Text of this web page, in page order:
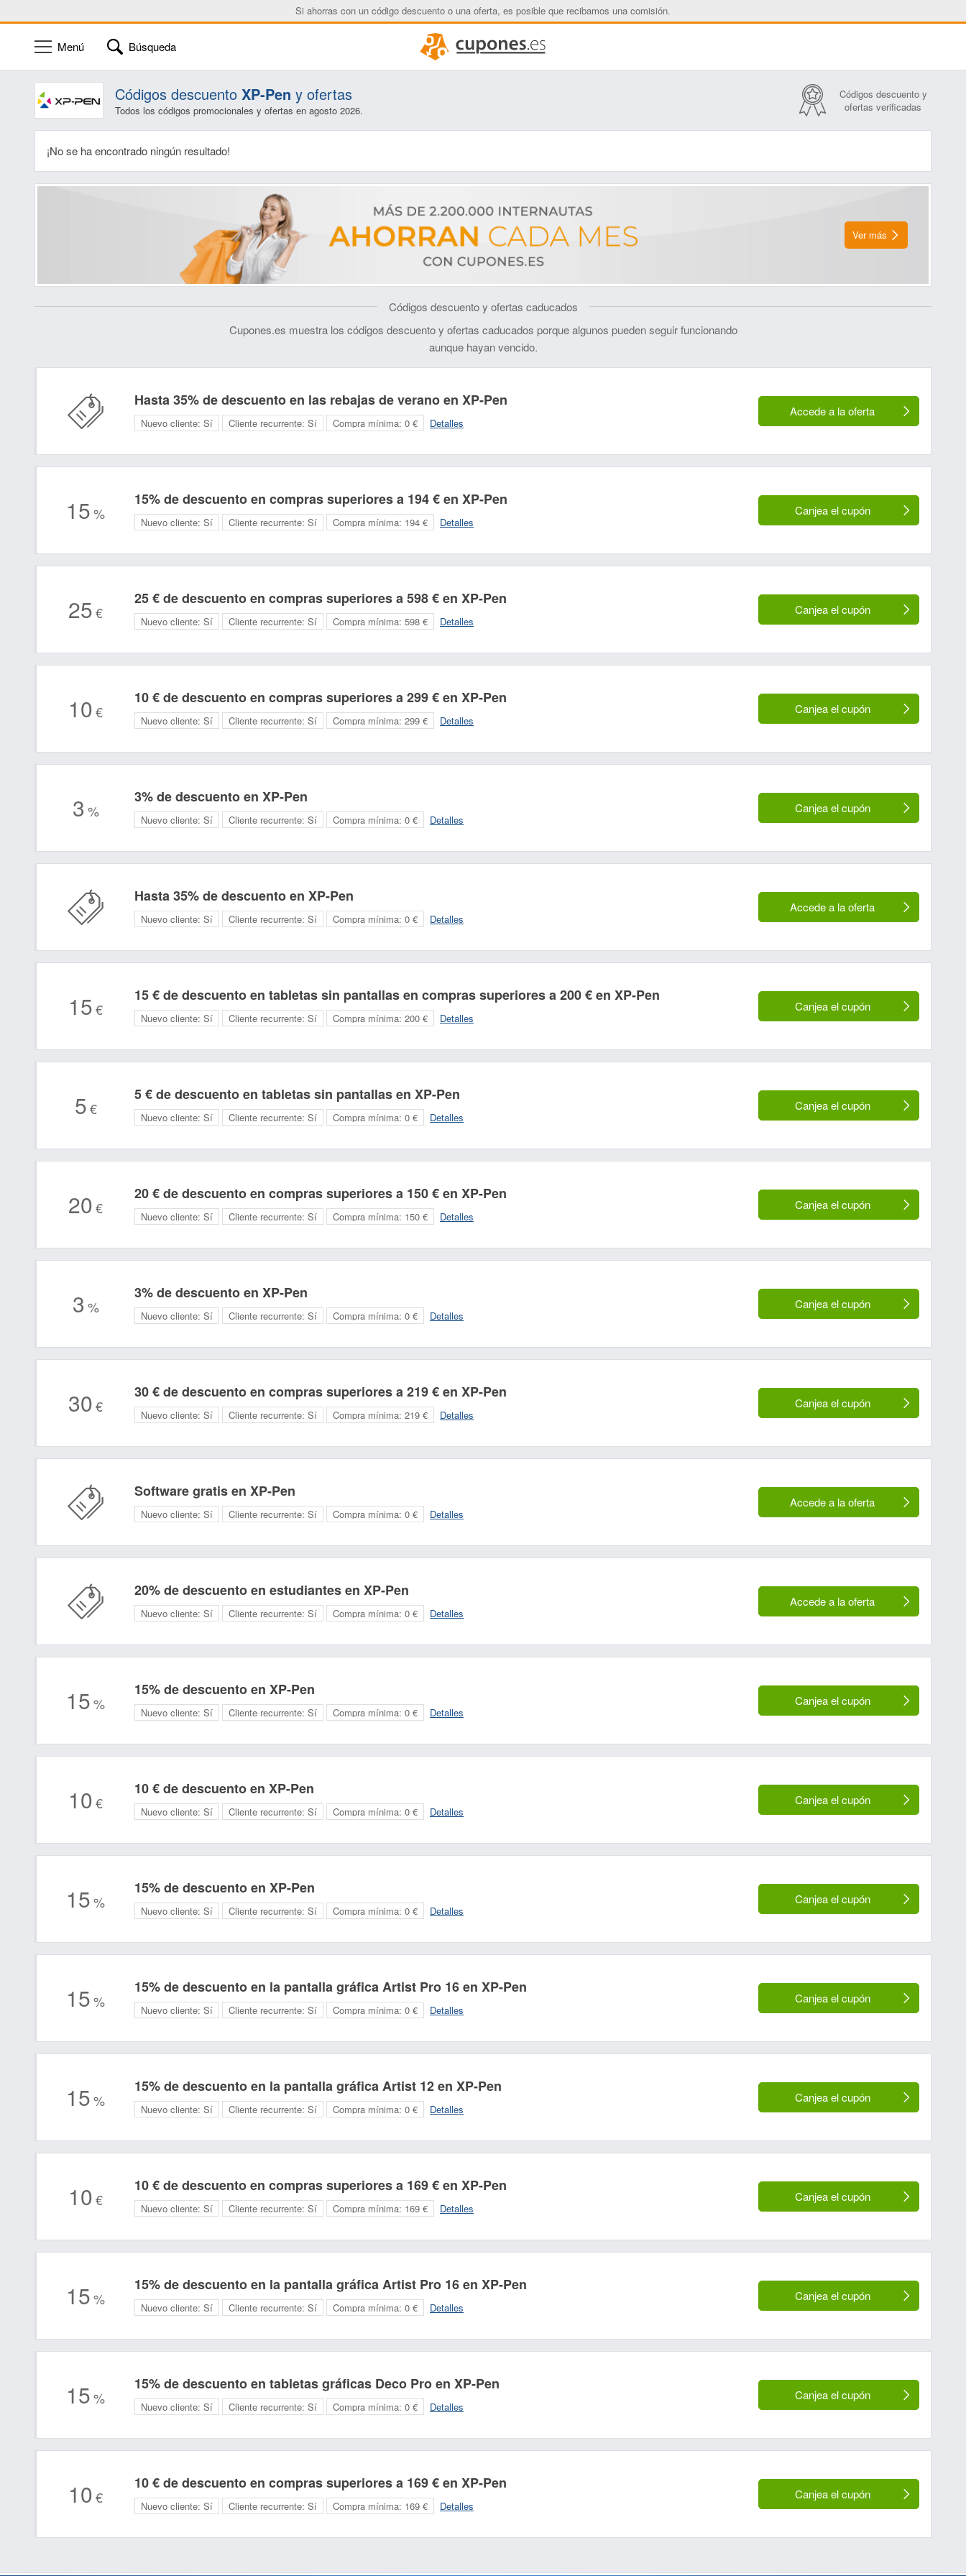
Si ahorras con un código descuento o una oferta, es posible que recibamos una comisión.
Menú Búsqueda
Códigos descuento XP-Pen y ofertas
Todos los códigos promocionales y ofertas en agosto 2026.
Códigos descuento y
ofertas verificadas
¡No se ha encontrado ningún resultado!
Ver más
Códigos descuento y ofertas caducados
Cupones.es muestra los códigos descuento y ofertas caducados porque algunos pueden seguir funcionando
aunque hayan vencido.
Hasta 35% de descuento en las rebajas de verano en XP-Pen
Accede a la oferta
Nuevo cliente: Sí Cliente recurrente: Sí Compra mínima: 0 € Detalles
15%
15% de descuento en compras superiores a 194 € en XP-Pen
Canjea el cupón
Nuevo cliente: Sí Cliente recurrente: Sí Compra mínima: 194 € Detalles
25€
25 € de descuento en compras superiores a 598 € en XP-Pen
Canjea el cupón
Nuevo cliente: Sí Cliente recurrente: Sí Compra mínima: 598 € Detalles
10€
10 € de descuento en compras superiores a 299 € en XP-Pen
Canjea el cupón
Nuevo cliente: Sí Cliente recurrente: Sí Compra mínima: 299 € Detalles
3 %
3% de descuento en XP-Pen
Canjea el cupón
Nuevo cliente: Sí Cliente recurrente: Sí Compra mínima: 0 € Detalles
Hasta 35% de descuento en XP-Pen
Accede a la oferta
Nuevo cliente: Sí Cliente recurrente: Sí Compra mínima: 0 € Detalles
15€
15 € de descuento en tabletas sin pantallas en compras superiores a 200 € en XP-Pen
Canjea el cupón
Nuevo cliente: Sí Cliente recurrente: Sí Compra mínima: 200 € Detalles
5€
5 € de descuento en tabletas sin pantallas en XP-Pen
Canjea el cupón
Nuevo cliente: Sí Cliente recurrente: Sí Compra mínima: 0 € Detalles
20€
20 € de descuento en compras superiores a 150 € en XP-Pen
Canjea el cupón
Nuevo cliente: Sí Cliente recurrente: Sí Compra mínima: 150 € Detalles
3 %
3% de descuento en XP-Pen
Canjea el cupón
Nuevo cliente: Sí Cliente recurrente: Sí Compra mínima: 0 € Detalles
30€
30 € de descuento en compras superiores a 219 € en XP-Pen
Canjea el cupón
Nuevo cliente: Sí Cliente recurrente: Sí Compra mínima: 219 € Detalles
Software gratis en XP-Pen
Accede a la oferta
Nuevo cliente: Sí Cliente recurrente: Sí Compra mínima: 0 € Detalles
20% de descuento en estudiantes en XP-Pen
Accede a la oferta
Nuevo cliente: Sí Cliente recurrente: Sí Compra mínima: 0 € Detalles
15%
15% de descuento en XP-Pen
Canjea el cupón
Nuevo cliente: Sí Cliente recurrente: Sí Compra mínima: 0 € Detalles
10€
10 € de descuento en XP-Pen
Canjea el cupón
Nuevo cliente: Sí Cliente recurrente: Sí Compra mínima: 0 € Detalles
15%
15% de descuento en XP-Pen
Canjea el cupón
Nuevo cliente: Sí Cliente recurrente: Sí Compra mínima: 0 € Detalles
15%
15% de descuento en la pantalla gráfica Artist Pro 16 en XP-Pen
Canjea el cupón
Nuevo cliente: Sí Cliente recurrente: Sí Compra mínima: 0 € Detalles
15%
15% de descuento en la pantalla gráfica Artist 12 en XP-Pen
Canjea el cupón
Nuevo cliente: Sí Cliente recurrente: Sí Compra mínima: 0 € Detalles
10€
10 € de descuento en compras superiores a 169 € en XP-Pen
Canjea el cupón
Nuevo cliente: Sí Cliente recurrente: Sí Compra mínima: 169 € Detalles
15%
15% de descuento en la pantalla gráfica Artist Pro 16 en XP-Pen
Canjea el cupón
Nuevo cliente: Sí Cliente recurrente: Sí Compra mínima: 0 € Detalles
15%
15% de descuento en tabletas gráficas Deco Pro en XP-Pen
Canjea el cupón
Nuevo cliente: Sí Cliente recurrente: Sí Compra mínima: 0 € Detalles
10€
10 € de descuento en compras superiores a 169 € en XP-Pen
Canjea el cupón
Nuevo cliente: Sí Cliente recurrente: Sí Compra mínima: 169 € Detalles